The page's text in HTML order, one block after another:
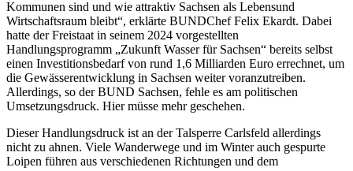
Kommunen sind und wie attraktiv Sachsen als Lebensund
Wirtschaftsraum bleibt“, erklärte BUNDChef Felix Ekardt. Dabei
hatte der Freistaat in seinem 2024 vorgestellten
Handlungsprogramm „Zukunft Wasser für Sachsen“ bereits selbst
einen Investitionsbedarf von rund 1,6 Milliarden Euro errechnet, um
die Gewässerentwicklung in Sachsen weiter voranzutreiben.
Allerdings, so der BUND Sachsen, fehle es am politischen
Umsetzungsdruck. Hier müsse mehr geschehen.
Dieser Handlungsdruck ist an der Talsperre Carlsfeld allerdings
nicht zu ahnen. Viele Wanderwege und im Winter auch gespurte
Loipen führen aus verschiedenen Richtungen und dem